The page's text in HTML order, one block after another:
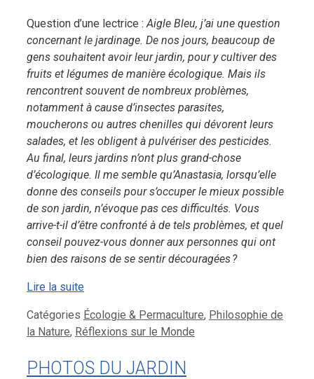
Question d’une lectrice :Aigle Bleu, j’ai une question
concernant le jardinage. De nos jours, beaucoup de
gens souhaitent avoir leur jardin, pour y cultiver des
fruits et légumes de manière écologique. Mais ils
rencontrent souvent de nombreux problèmes,
notamment à cause d’insectes parasites,
moucherons ou autres chenilles qui dévorent leurs
salades, et les obligent à pulvériser des pesticides.
Au final, leurs jardins n’ont plus grand-chose
d’écologique. Il me semble qu’Anastasia, lorsqu’elle
donne des conseils pour s’occuper le mieux possible
de son jardin, n’évoque pas ces difficultés. Vous
arrive-t-il d’être confronté à de tels problèmes, et quel
conseil pouvez-vous donner aux personnes qui ont
bien des raisons de se sentir découragées ?
Lire la suite
Catégories Écologie & Permaculture, Philosophie de
la Nature, Réflexions sur le Monde
PHOTOS DU JARDIN